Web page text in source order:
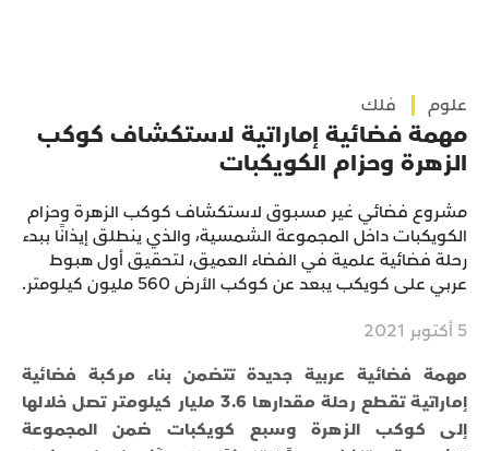
علوم فلك
مهمة فضائية إماراتية لاستكشاف كوكب
الزهرة وحزام الكويكبات
مشروع فضائي غير مسبوق لاستكشاف كوكب الزهرة وحزام
الكويكبات داخل المجموعة الشمسية، والذي ينطلق إيذانًا ببدء
رحلة فضائية علمية في الفضاء العميق، لتحقيق أول هبوط
عربي على كويكب يبعد عن كوكب الأرض 560 مليون كيلومتر.
5 أكتوبر 2021
مهمة فضائية عربية جديدة تتضمن بناء مركبة فضائية
إماراتية تقطع رحلة مقدارها 3.6 مليار كيلومتر تصل خلالها
إلى كوكب الزهرة وسبع كويكبات ضمن المجموعة